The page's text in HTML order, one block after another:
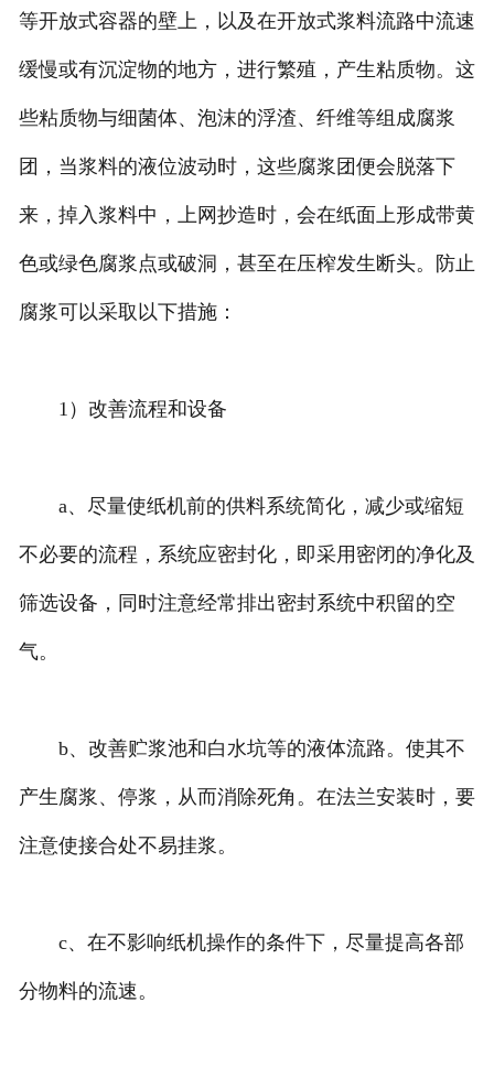
等开放式容器的壁上，以及在开放式浆料流路中流速
缓慢或有沉淀物的地方，进行繁殖，产生粘质物。这
些粘质物与细菌体、泡沫的浮渣、纤维等组成腐浆
团，当浆料的液位波动时，这些腐浆团便会脱落下
来，掉入浆料中，上网抄造时，会在纸面上形成带黄
色或绿色腐浆点或破洞，甚至在压榨发生断头。防止
腐浆可以采取以下措施：
1）改善流程和设备
a、尽量使纸机前的供料系统简化，减少或缩短
不必要的流程，系统应密封化，即采用密闭的净化及
筛选设备，同时注意经常排出密封系统中积留的空
气。
b、改善贮浆池和白水坑等的液体流路。使其不
产生腐浆、停浆，从而消除死角。在法兰安装时，要
注意使接合处不易挂浆。
c、在不影响纸机操作的条件下，尽量提高各部
分物料的流速。